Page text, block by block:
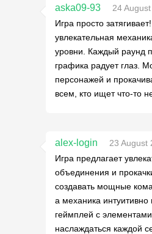
aska09-93
24
Игра просто
увлекательная
уровни. Каждый раунд
графика радует глаз.
персонажей и
всем, кто ищет что-то
alex-login
23 August
Игра предлагает
объединения и
создавать мощные
а механика
геймплей с
наслаждаться каждой